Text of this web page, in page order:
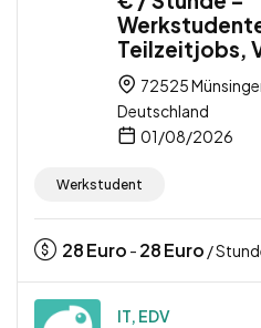
Teilzeitjobs,
72525
Deutschland
01/08/2026
Werkstudent
28Euro - 28Euro /
IT, EDV